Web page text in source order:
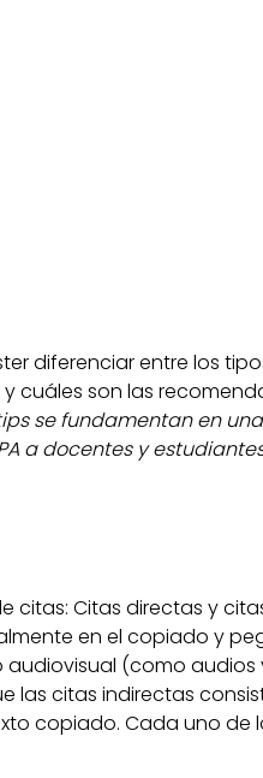
diferenciar entre los
cuáles son las
se fundamentan en
a docentes y
citas: Citas directas y
en el copiado y
(como audios
las citas indirectas
copiado. Cada uno de